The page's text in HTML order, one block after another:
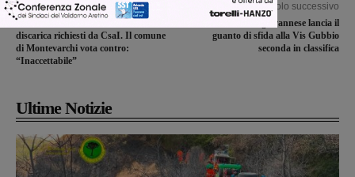
Articolo precedente
Aumentano i costi di conferimento in
discarica richiesti da CsaI. Il comune
di Montevarchi vota contro:
“Inaccettabile”
Articolo successivo
La Futsal Sangiovannese lancia il
guanto di sfida alla Vis Gubbio
seconda in classifica
Ultime Notizie